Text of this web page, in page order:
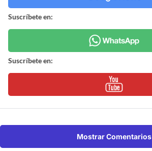
Suscríbete en:
Suscríbete en:
Mostrar Comentarios